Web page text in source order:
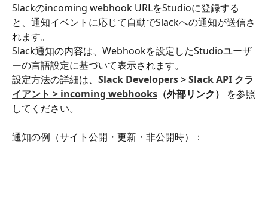
Slackのincoming webhook URLをStudioに登録する
と、通知イベントに応じて自動でSlackへの通知が送信さ
れます。
Slack通知の内容は、Webhookを設定したStudioユーザ
ーの言語設定に基づいて表示されます。
設定方法の詳細は、 Slack Developers > Slack API クラ
イアント > incoming webhooks （外部リンク）
を参照
してください。
通知の例（サイト公開・更新・非公開時）：